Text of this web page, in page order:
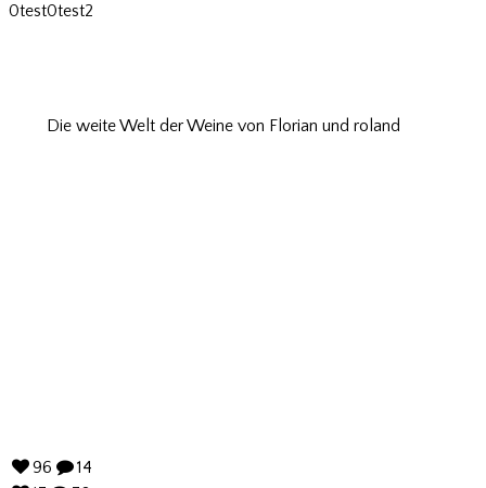
0test0test2
Die weite Welt der Weine von Florian und roland
96
14